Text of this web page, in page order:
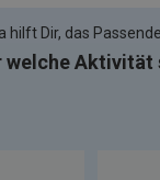
hilft Dir, das
welche Aktivität